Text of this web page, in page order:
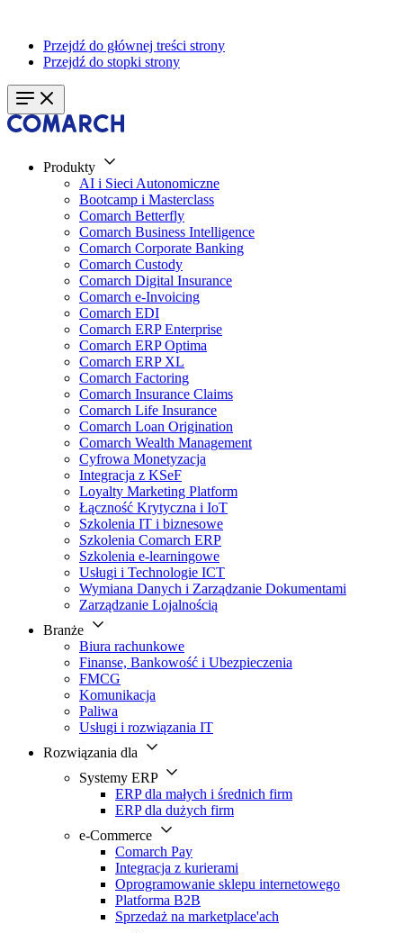
Przejdź do głównej treści strony
Przejdź do stopki strony
Produkty
AI i Sieci Autonomiczne
Bootcamp i Masterclass
Comarch Betterfly
Comarch Business Intelligence
Comarch Corporate Banking
Comarch Custody
Comarch Digital Insurance
Comarch e-Invoicing
Comarch EDI
Comarch ERP Enterprise
Comarch ERP Optima
Comarch ERP XL
Comarch Factoring
Comarch Insurance Claims
Comarch Life Insurance
Comarch Loan Origination
Comarch Wealth Management
Cyfrowa Monetyzacja
Integracja z KSeF
Loyalty Marketing Platform
Łączność Krytyczna i IoT
Szkolenia IT i biznesowe
Szkolenia Comarch ERP
Szkolenia e-learningowe
Usługi i Technologie ICT
Wymiana Danych i Zarządzanie Dokumentami
Zarządzanie Lojalnością
Branże
Biura rachunkowe
Finanse, Bankowość i Ubezpieczenia
FMCG
Komunikacja
Paliwa
Usługi i rozwiązania IT
Rozwiązania dla
Systemy ERP
ERP dla małych i średnich firm
ERP dla dużych firm
e-Commerce
Comarch Pay
Integracja z kurierami
Oprogramowanie sklepu internetowego
Platforma B2B
Sprzedaż na marketplace'ach